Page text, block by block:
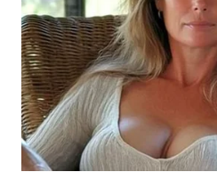
WN
MALUT
WN
DAIRI
WN